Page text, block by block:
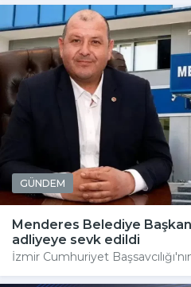
GÜNDEM
Menderes Belediye
adliyeye sevk edildi
İzmir Cumhuriyet